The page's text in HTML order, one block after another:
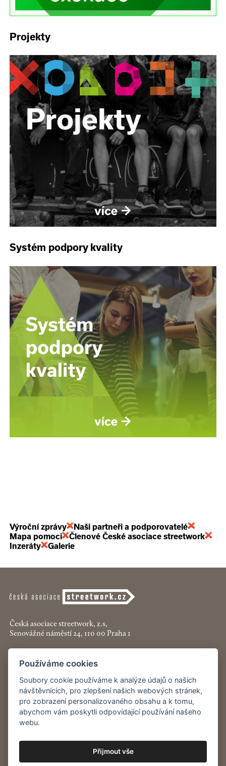
Projekty
Systém podpory kvality
Výroční zprávy
Naši partneři a podporovatelé
Mapa pomoci
Členové České asociace streetwork
Inzeráty
Galerie
Česká asociace streetwork, z.s,
Senovážné náměstí 24, 110 00 Praha 1
+420 774 913 777
asociace@streetwork.cz
Nastavení cookies
Restartshop.cz
Pracenaulici.cz
Odběr
Používáme cookies
Soubory cookie používáme k analýze údajů o našich
návštěvnících, pro zlepšení našich webových stránek,
pro zobrazení personalizovaného obsahu a k tomu,
abychom vám poskytli odpovídající používání našeho
webu.
Přijmout vše